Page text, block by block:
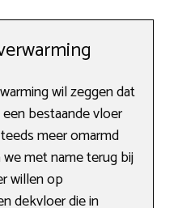
wil zeggen dat
bestaande vloer
meer omarmd
met name terug bij
willen op
dekvloer die in